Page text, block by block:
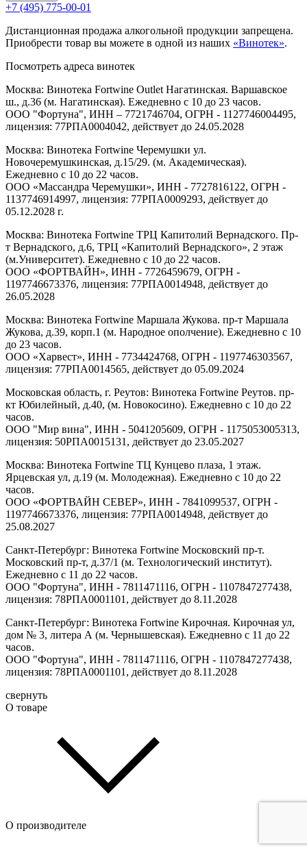
+7 (495) 775-00-01
Дистанционная продажа алкогольной продукции запрещена.
Приобрести товар вы можете в одной из наших «Винотек».
Посмотреть адреса винотек
Москва: Винотека Fortwine Outlet Нагатинская. Варшавское
ш., д.36 (м. Нагатинская). Ежедневно с 10 до 23 часов.
ООО "Фортуна", ИНН – 7721746704, ОГРН - 1127746004495,
лицензия: 77РПА0004042, действует до 24.05.2028
Москва: Винотека Fortwine Черемушки ул.
Новочеремушкинская, д.15/29. (м. Академическая).
Ежедневно с 10 до 22 часов.
ООО «Массандра Черемушки», ИНН - 7727816122, ОГРН -
1137746914997, лицензия: 77РПА0009293, действует до
05.12.2028 г.
Москва: Винотека Fortwine ТРЦ Капитолий Вернадского. Пр-
т Вернадского, д.6, ТРЦ «Капитолий Вернадского», 2 этаж
(м.Университет). Ежедневно с 10 до 22 часов.
ООО «ФОРТВАЙН», ИНН - 7726459679, ОГРН -
1197746673376, лицензия: 77РПА0014948, действует до
26.05.2028
Москва: Винотека Fortwine Маршала Жукова. пр-т Маршала
Жукова, д.39, корп.1 (м. Народное ополчение). Ежедневно с 10
до 23 часов.
ООО «Харвест», ИНН - 7734424768, ОГРН - 1197746303567,
лицензия: 77РПА0014565, действует до 05.09.2024
Московская область, г. Реутов: Винотека Fortwine Реутов. пр-
кт Юбилейный, д.40, (м. Новокосино). Ежедневно с 10 до 22
часов.
ООО "Мир вина", ИНН - 5041205609, ОГРН - 1175053005313,
лицензия: 50РПА0015131, действует до 23.05.2027
Москва: Винотека Fortwine ТЦ Кунцево плаза, 1 этаж.
Ярцевская ул, д.19 (м. Молодежная). Ежедневно с 10 до 22
часов.
ООО «ФОРТВАЙН СЕВЕР», ИНН - 7841099537, ОГРН -
1197746673376, лицензия: 77РПА0014948, действует до
25.08.2027
Санкт-Петербург: Винотека Fortwine Московский пр-т.
Московский пр-т, д.37/1 (м. Технологический институт).
Ежедневно с 11 до 22 часов.
ООО "Фортуна", ИНН - 7811471116, ОГРН - 1107847277438,
лицензия: 78РПА0001101, действует до 8.11.2028
Санкт-Петербург: Винотека Fortwine Кирочная. Кирочная ул,
дом № 3, литера А (м. Чернышевская). Ежедневно с 11 до 22
часов.
ООО "Фортуна", ИНН - 7811471116, ОГРН - 1107847277438,
лицензия: 78РПА0001101, действует до 8.11.2028
свернуть
О товаре
О производителе